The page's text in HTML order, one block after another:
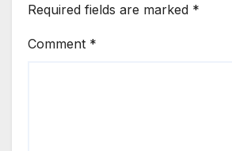
Required fields are marked *
Comment *